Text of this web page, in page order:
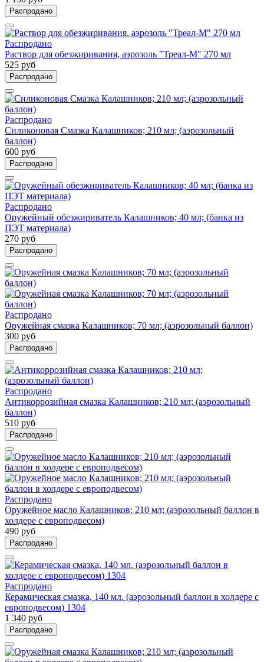
Распродано
Распродано
Раствор для обезжиривания, аэрозоль "Треал-М" 270 мл
525 руб
Распродано
Распродано
Силиконовая Смазка Калашников; 210 мл; (аэрозольный
баллон)
600 руб
Распродано
Распродано
Оружейный обезжириватель Калашников; 40 мл; (банка из
ПЭТ материала)
270 руб
Распродано
Распродано
Оружейная смазка Калашников; 70 мл; (аэрозольный баллон)
300 руб
Распродано
Распродано
Антикоррозийная смазка Калашников; 210 мл; (аэрозольный
баллон)
510 руб
Распродано
Распродано
Оружейное масло Калашников; 210 мл; (аэрозольный баллон в
холдере с европодвесом)
490 руб
Распродано
Распродано
Керамическая смазка, 140 мл. (аэрозольный баллон в холдере с
европодвесом) 1304
1 340 руб
Распродано